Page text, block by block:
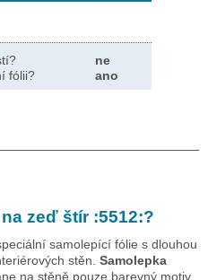
ne
fólii?
ano
zeď štír :5512:?
samolepící fólie s dlouhou
stěn. Samolepka
na stěně pouze barevný motiv.